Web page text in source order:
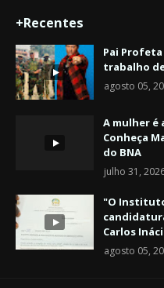
+Recentes
Pai
trabalho
agosto 05,
A mulher é
Conheça
do BNA
julho 31,
"O
Carlos
agosto 05,